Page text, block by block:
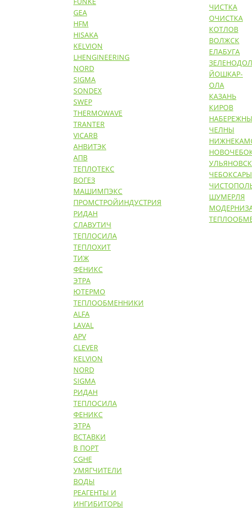
GEA
HFM
HISAKA
KELVION
LHENGINEERING
NORD
SIGMA
SONDEX
SWEP
THERMOWAVE
TRANTER
VICARB
АНВИТЭК
АПВ
ТЕПЛОТЕКС
ВОГЕЗ
МАШИМПЭКС
ПРОМСТРОЙИНДУСТРИЯ
РИДАН
СЛАВУТИЧ
ТЕПЛОСИЛА
ТЕПЛОХИТ
ТИЖ
ФЕНИКС
ЭТРА
ЮТЕРМО
ТЕПЛООБМЕННИКИ
ALFA
LAVAL
APV
CLEVER
KELVION
NORD
SIGMA
РИДАН
ТЕПЛОСИЛА
ФЕНИКС
ЭТРА
ВСТАВКИ
В ПОРТ
CGHE
УМЯГЧИТЕЛИ
ВОДЫ
РЕАГЕНТЫ И
ИНГИБИТОРЫ
ЧИСТКА
ОЧИСТКА
КОТЛОВ
ВОЛЖСК
ЕЛАБУГА
ЙОШКАР-
ОЛА
КАЗАНЬ
КИРОВ
ЧЕЛНЫ
УЛЬЯНОВСК
ЧЕБОКСАРЫ
ШУМЕРЛЯ